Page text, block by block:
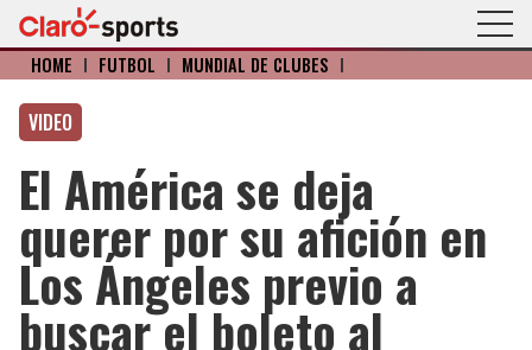
HOME I FÚTBOL I MUNDIAL DE CLUBES I
VIDEO
El América se deja
querer por su afición en
Los Ángeles previo a
buscar el boleto al